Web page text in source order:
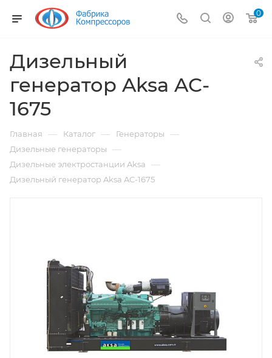
0
Дизельный
генератор Aksa AC-
1675
Главная — Каталог — Генераторы —
Дизельные генераторы —
Дизельные электростанции Aksa —
Дизельный генератор Aksa AC-1675